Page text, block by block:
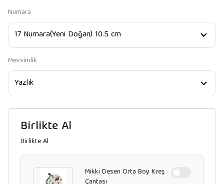
Numara
Mevsimlik
Birlikte Al
Birlikte Al
Mikki Desen Orta Boy Kreş